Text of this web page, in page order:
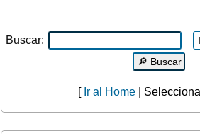
Buscar:
[ Ir al Home|